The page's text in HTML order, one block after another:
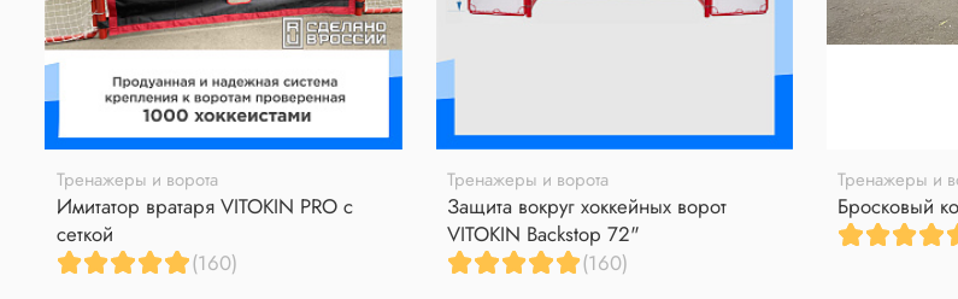
Тренажеры и ворота
Имитатор вратаря VITOKIN PRO с
сеткой
(160)
Тренажеры и ворота
Защита вокруг хоккейных ворот
VITOKIN Backstop 72"
(160)
Тренажеры и
Бросковый